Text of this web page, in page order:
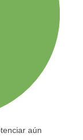
aún